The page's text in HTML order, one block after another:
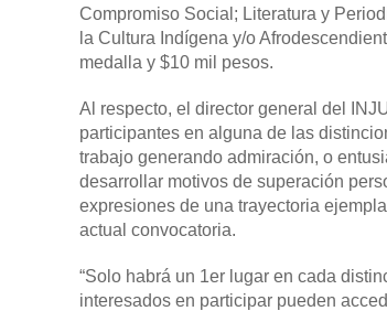
Compromiso Social; Literatura y
la Cultura Indígena y/o
medalla y $10 mil pesos.
Al respecto, el director general del
participantes en alguna de las
trabajo generando admiración, o
desarrollar motivos de superación
expresiones de una trayectoria
actual convocatoria.
“Solo habrá un 1er lugar en cada
interesados en participar pueden